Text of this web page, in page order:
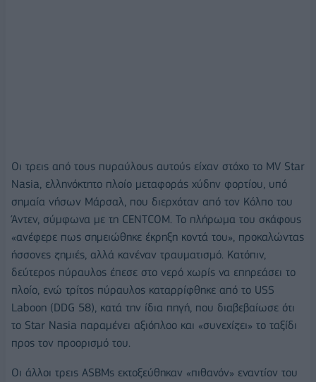
Οι τρεις από τους πυραύλους αυτούς είχαν στόχο το MV Star
Nasia, ελληνόκτητο πλοίο μεταφοράς χύδην φορτίου, υπό
σημαία νήσων Μάρσαλ, που διερχόταν από τον Κόλπο του
Άντεν, σύμφωνα με τη CENTCOM. Το πλήρωμα του σκάφους
«ανέφερε πως σημειώθηκε έκρηξη κοντά του», προκαλώντας
ήσσονες ζημιές, αλλά κανέναν τραυματισμό. Κατόπιν,
δεύτερος πύραυλος έπεσε στο νερό χωρίς να επηρεάσει το
πλοίο, ενώ τρίτος πύραυλος καταρρίφθηκε από το USS
Laboon (DDG 58), κατά την ίδια πηγή, που διαβεβαίωσε ότι
το Star Nasia παραμένει αξιόπλοο και «συνεχίζει» το ταξίδι
προς τον προορισμό του.
Οι άλλοι τρεις ASBΜs εκτοξεύθηκαν «πιθανόν» εναντίον του